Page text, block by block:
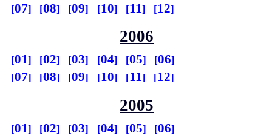
07
08 09 10 11 12
2006
01 02 03 04 05
06
07
08 09 10 11 12
2005
01 02 03 04 05
06